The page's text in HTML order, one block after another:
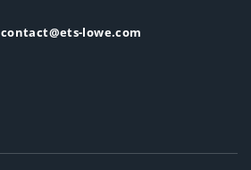
contact@ets-lowe.com